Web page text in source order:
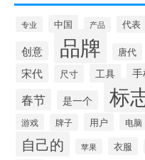
专业 中国 产品 代表
创意 品牌 唐代
宋代 尺寸 工具
春节 是一个 标
游戏 牌子 用户 电脑
自己的 苹果 衣服